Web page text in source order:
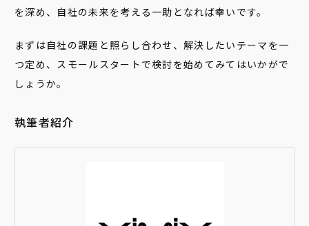
を深め、自社の未来を考える一助となれば幸いです。
まずは自社の課題と照らし合わせ、解決したいテーマを一
つ定め、スモールスタートで検討を始めてみてはいかがで
しょうか。
執筆者紹介